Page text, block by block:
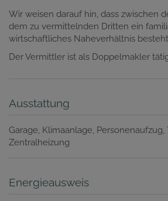
Wir weisen darauf hin, dass zwischen
dem zu vermittelnden Dritten ein
wirtschaftliches Naheverhältnis
Der Vermittler ist als Doppelmakler
Ausstattung
Garage Klimaanlage Personenaufzug
Zentralheizung
Energieausweis